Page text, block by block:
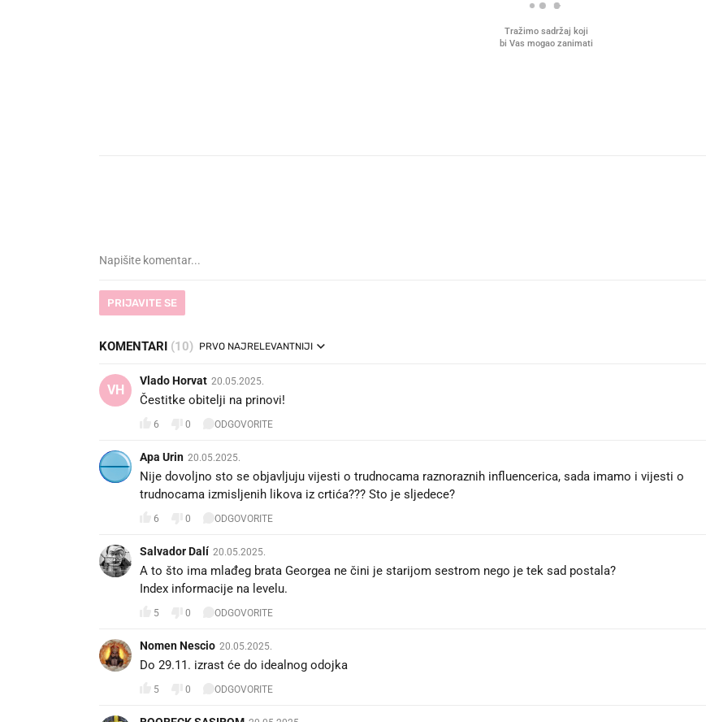
KOMENTARI (10)
VH
Vlado Horvat
Čestitke obitelji na prinovi!
Apa Urin
Nije dovoljno sto se objavljuju vijesti o trudnocama raznoraznih influencerica, sada imamo i vijesti o
trudnocama izmisljenih likova iz crtića??? Sto je sljedece?
Salvador Dalí
A to što ima mlađeg brata Georgea ne čini je starijom sestrom nego je tek sad postala?
Index informacije na levelu.
Nomen Nescio
Do 29.11. izrast će do idealnog odojka